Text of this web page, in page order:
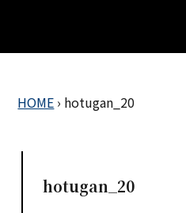
HOME › hotugan_20
hotugan_20